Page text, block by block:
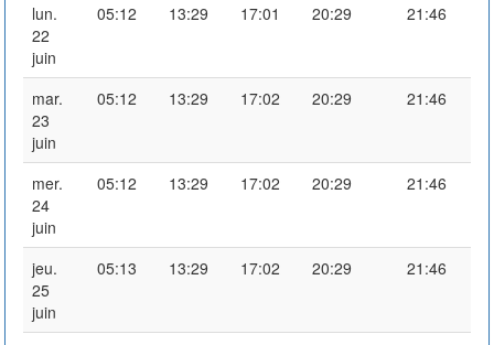
lun.
22
juin
05:12 13:29 17:01 20:29 21:46
mar.
23
juin
05:12 13:29 17:02 20:29 21:46
mer.
24
juin
05:12 13:29 17:02 20:29 21:46
jeu.
25
juin
05:13 13:29 17:02 20:29 21:46